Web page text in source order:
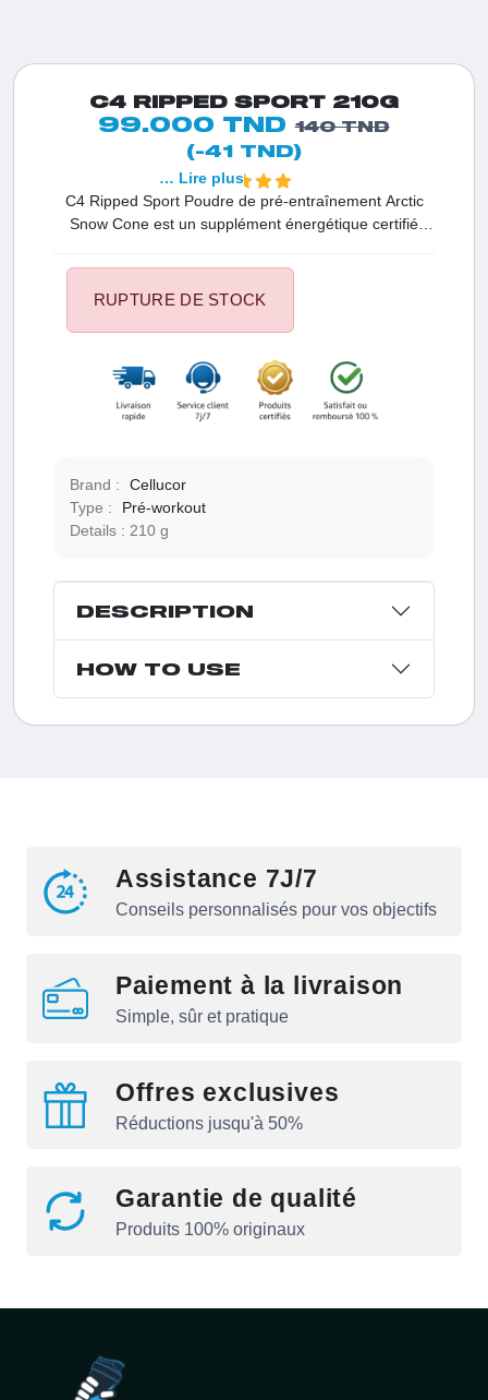
C4 RIPPED SPORT 210G
99.000 TND 140 TND
(-41 TND)
C4 Ripped Sport Poudre de pré-entraînement Arctic
Snow Cone est un supplément énergétique certifié
Avec 135 mg de caféine par portion, cette formule
sans sucre offre des avantages pour la perte de poids.
entraînements intenses et efficaces.
… Lire plus
RUPTURE DE STOCK
Brand :
Cellucor
Type :
Pré-workout
Details :
210 g
DESCRIPTION
HOW TO USE
Assistance 7J/7
Conseils personnalisés pour vos objectifs
Paiement à la livraison
Simple, sûr et pratique
Offres exclusives
Réductions jusqu'à 50%
Garantie de qualité
Produits 100% originaux